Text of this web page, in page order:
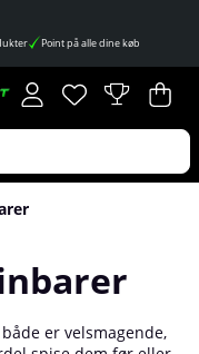
Point på alle dine køb
Ønskeliste
Antal på
. .
er velsmagende,